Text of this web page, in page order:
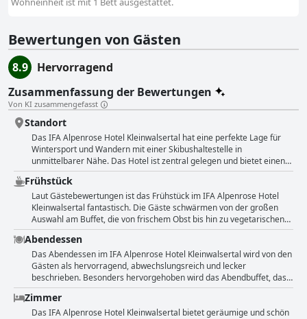
Bewertungen von Gästen
8.9
Hervorragend
Zusammenfassung der Bewertungen
Von KI zusammengefasst
Standort
Das IFA Alpenrose Hotel Kleinwalsertal hat eine perfekte Lage für
Wintersport und Wandern mit einer Skibushaltestelle in
unmittelbarer Nähe. Das Hotel ist zentral gelegen und bietet einen
herrlichen Blick auf die Berge. Die Gäste schätzen die kostenlosen
Busverbindungen zu den Skigebieten und die Möglichkeit, mit der
Berg- und Thal-Card alle Gondeln und Seilbahnen zu nutzen.
Außerdem verfügt das Hotel über eine komfortable Parkgarage.
Während einige Gäste anmerken, dass einige Zimmer zur Straße hin
laut sein können, erwähnen andere die ruhige Lage des Hotels und
die Möglichkeit, das Auto stehen zu lassen, da Busse und Seilbahnen
mit der Kurkarte leicht zu erreichen sind. Insgesamt ist die Lage des
Hotels ideal, um die schöne Umgebung zu erkunden.
Frühstück
Laut Gästebewertungen ist das Frühstück im IFA Alpenrose Hotel
Kleinwalsertal fantastisch. Die Gäste schwärmen von der großen
Auswahl am Buffet, die von frischem Obst bis hin zu vegetarischen
Gerichten reicht. Auch die Qualität der Speisen wird gelobt, viele
Gäste beschreiben sie als lecker und ausgezeichnet. Der Kaffee soll
besonders gut schmecken und das Brot und Gebäck frisch sein. Es
gibt eine große Auswahl an Milchprodukten und Müsli und die
Atmosphäre im Frühstücksraum ist angenehm. Auch zum
Abendessen bietet das Hotel ein täglich wechselndes Buffet an, das
die Gäste als lecker und abwechslungsreich empfanden. Insgesamt
übertraf das Essen des Hotels die Erwartungen der Gäste und viele
Abendessen
Das Abendessen im IFA Alpenrose Hotel Kleinwalsertal wird von den
Gästen als hervorragend, abwechslungsreich und lecker
beschrieben. Besonders hervorgehoben wird das Abendbuffet, das
eine große Auswahl und gute Qualität bietet. Auch das Frühstück
wird als abwechslungsreich und reichhaltig gelobt. Einige Gäste
bemerken, dass das Buffet sehr voll sein kann, aber das freundliche
Zimmer
Das IFA Alpenrose Hotel Kleinwalsertal bietet geräumige und schön